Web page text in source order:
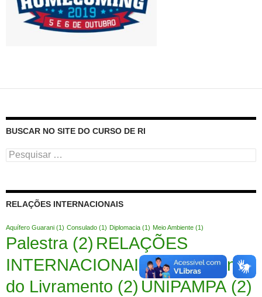
BUSCAR NO SITE DO CURSO DE RI
Pesquisar
por:
RELAÇÕES INTERNACIONAIS
Aquífero Guarani (1) Consulado (1) Diplomacia (1) Meio Ambiente (1)
Palestra (2) RELAÇÕES
INTERNACIONAIS(2)Sant'Ana
do Livramento (2) UNIPAMPA (2)